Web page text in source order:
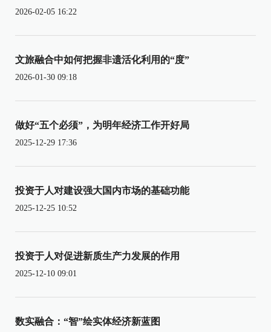
2026-02-05 16:22
文旅融合中如何把握非遗活化利用的“度”
2026-01-30 09:18
做好“五个必须”，为明年经济工作开好局
2025-12-29 17:36
投资于人对建设强大国内市场的基础功能
2025-12-25 10:52
投资于人对促进新质生产力发展的作用
2025-12-10 09:01
数实融合：“智”绘实体经济新蓝图